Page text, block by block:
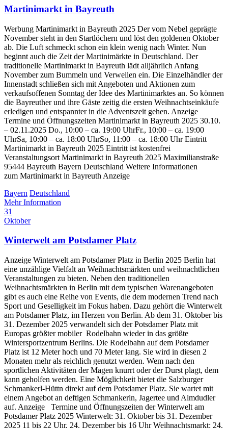
Martinimarkt in Bayreuth
Werbung Martinimarkt in Bayreuth 2025 Der vom Nebel geprägte
November steht in den Startlöchern und löst den goldenen Oktober
ab. Die Luft schmeckt schon ein klein wenig nach Winter. Nun
beginnt auch die Zeit der Martinimärkte in Deutschland. Der
traditionelle Martinimarkt in Bayreuth lädt alljährlich Anfang
November zum Bummeln und Verweilen ein. Die Einzelhändler der
Innenstadt schließen sich mit Angeboten und Aktionen zum
verkaufsoffenen Sonntag der Idee des Martinimarktes an. So können
die Bayreuther und ihre Gäste zeitig die ersten Weihnachtseinkäufe
erledigen und entspannter in die Adventszeit gehen. Anzeige
Termine und Öffnungszeiten Martinimarkt in Bayreuth 2025 30.10.
– 02.11.2025 Do., 10:00 – ca. 19:00 UhrFr., 10:00 – ca. 19:00
UhrSa, 10:00 – ca. 18:00 UhrSo, 11:00 – ca. 18:00 Uhr Eintritt
Martinimarkt in Bayreuth 2025 Eintritt ist kostenfrei
Veranstaltungsort Martinimarkt in Bayreuth 2025 Maximilianstraße
95444 Bayreuth Bayern Deutschland Weitere Informationen
zum Martinimarkt in Bayreuth Anzeige
Bayern Deutschland
Mehr Information
31
Oktober
Winterwelt am Potsdamer Platz
Anzeige Winterwelt am Potsdamer Platz in Berlin 2025 Berlin hat
eine unzählige Vielfalt an Weihnachtsmärkten und weihnachtlichen
Veranstaltungen zu bieten. Neben den traditionellen
Weihnachtsmärkten in Berlin mit dem typischen Warenangeboten
gibt es auch eine Reihe von Events, die dem modernen Trend nach
Sport und Geselligkeit im Fokus haben. Dazu gehört die Winterwelt
am Potsdamer Platz, im Herzen von Berlin. Ab dem 31. Oktober bis
31. Dezember 2025 verwandelt sich der Potsdamer Platz mit
Europas größter mobiler Rodelbahn wieder in das größte
Wintersportzentrum Berlins. Die Rodelbahn auf dem Potsdamer
Platz ist 12 Meter hoch und 70 Meter lang. Sie wird in diesen 2
Monaten mehr als reichlich genutzt werden. Wem nach den
sportlichen Aktivitäten der Magen knurrt oder der Durst plagt, dem
kann geholfen werden. Eine Möglichkeit bietet die Salzburger
Schmankerl-Hüttn direkt auf dem Potsdamer Platz. Sie wartet mit
einem Angebot an deftigen Schmankerln, Jagertee und Almdudler
auf. Anzeige Termine und Öffnungszeiten der Winterwelt am
Potsdamer Platz 2025 Winterwelt: 31. Oktober bis 31. Dezember
2025 11 bis 22 Uhr, 24. Dezember bis 16 Uhr Weihnachtsmarkt: 24.